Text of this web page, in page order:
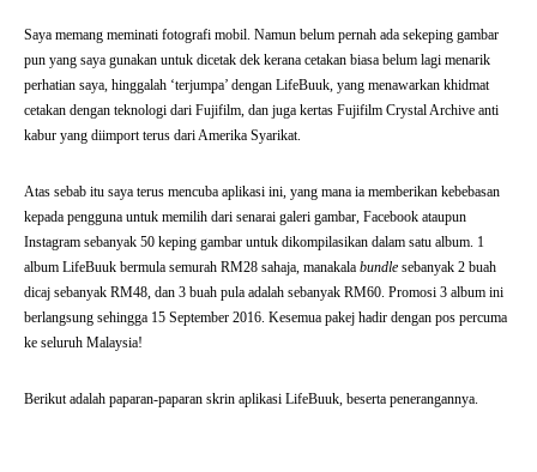
Saya memang meminati fotografi mobil. Namun belum pernah ada sekeping gambar
pun yang saya gunakan untuk dicetak dek kerana cetakan biasa belum lagi menarik
perhatian saya, hinggalah ‘terjumpa’ dengan LifeBuuk, yang menawarkan khidmat
cetakan dengan teknologi dari Fujifilm, dan juga kertas Fujifilm Crystal Archive anti
kabur yang diimport terus dari Amerika Syarikat.
Atas sebab itu saya terus mencuba aplikasi ini, yang mana ia memberikan kebebasan
kepada pengguna untuk memilih dari senarai galeri gambar, Facebook ataupun
Instagram sebanyak 50 keping gambar untuk dikompilasikan dalam satu album. 1
album LifeBuuk bermula semurah RM28 sahaja, manakala bundle sebanyak 2 buah
dicaj sebanyak RM48, dan 3 buah pula adalah sebanyak RM60. Promosi 3 album ini
berlangsung sehingga 15 September 2016. Kesemua pakej hadir dengan pos percuma
ke seluruh Malaysia!
Berikut adalah paparan-paparan skrin aplikasi LifeBuuk, beserta penerangannya.